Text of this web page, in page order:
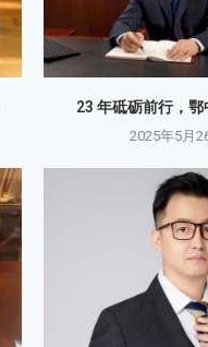
23 年砥砺前行，鄂
2025年5月